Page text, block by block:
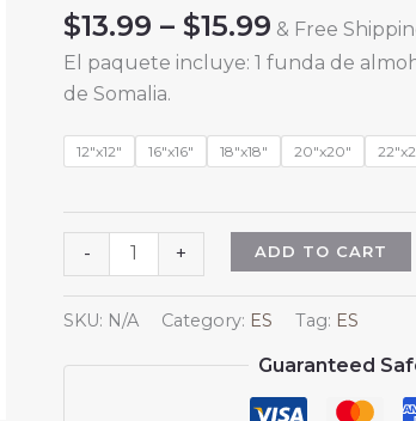
$13.99 – $15.99 Price
range:
$15.99
& Free
El paquete incluye: 1 funda de
de Somalia.
12"x12" 16"x16" 18"x18" 20"x20"
-
Fundas
de
almohada
con
+ ADD TO CART
SKU: N/A Category: ES Tag: ES
Guaranteed